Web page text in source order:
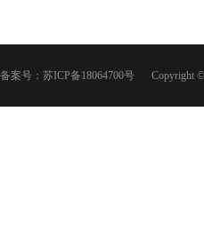
备案号： 苏ICP备18064700号 Copyright